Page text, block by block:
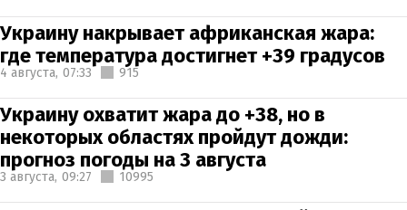
Украину накрывает африканская жара:
где температура достигнет +39 градусов
4 августа, 07:33 915
Украину охватит жара до +38, но в
некоторых областях пройдут дожди:
прогноз погоды на 3 августа
3 августа, 09:27 10995